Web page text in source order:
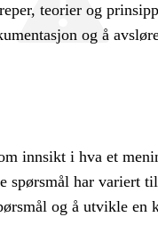
teorier og
og å
innsikt i hva et
spørsmål har variert
og å utvikle en